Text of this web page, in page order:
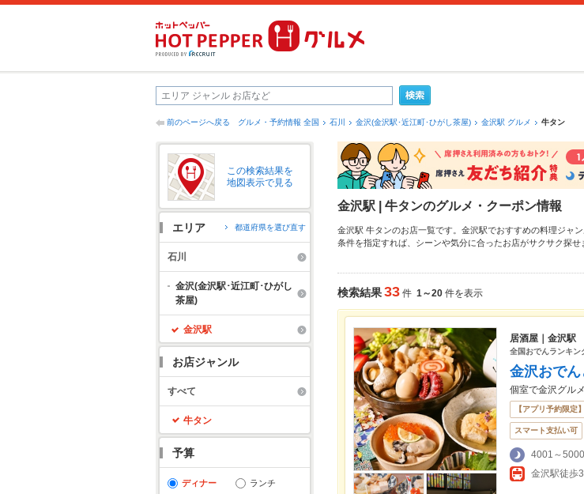
前のページへ戻る グルメ・予約情報 全国 石川 金沢(金沢駅･近江町･ひがし茶屋) 金沢駅 グルメ 牛タン
この検索結果を
地図表示で見る
エリア 都道府県を選び直す
石川
金沢(金沢駅･近江町･ひがし
茶屋)
金沢駅
お店ジャンル
すべて
牛タン
予算
ディナー ランチ
金沢駅 | 牛タンのグルメ・クーポン情報
金沢駅 牛タンのお店一覧です。金沢駅でおすすめの料理ジャ
条件を指定すれば、シーンや気分に合ったお店がサクサク探
検索結果33 件 1～20 件を表示
居酒屋｜金沢駅
全国おでんランキン
金沢おで
個室で金沢グル
【アプリ予約限定
スマート支払い可
4001～
金沢駅徒歩